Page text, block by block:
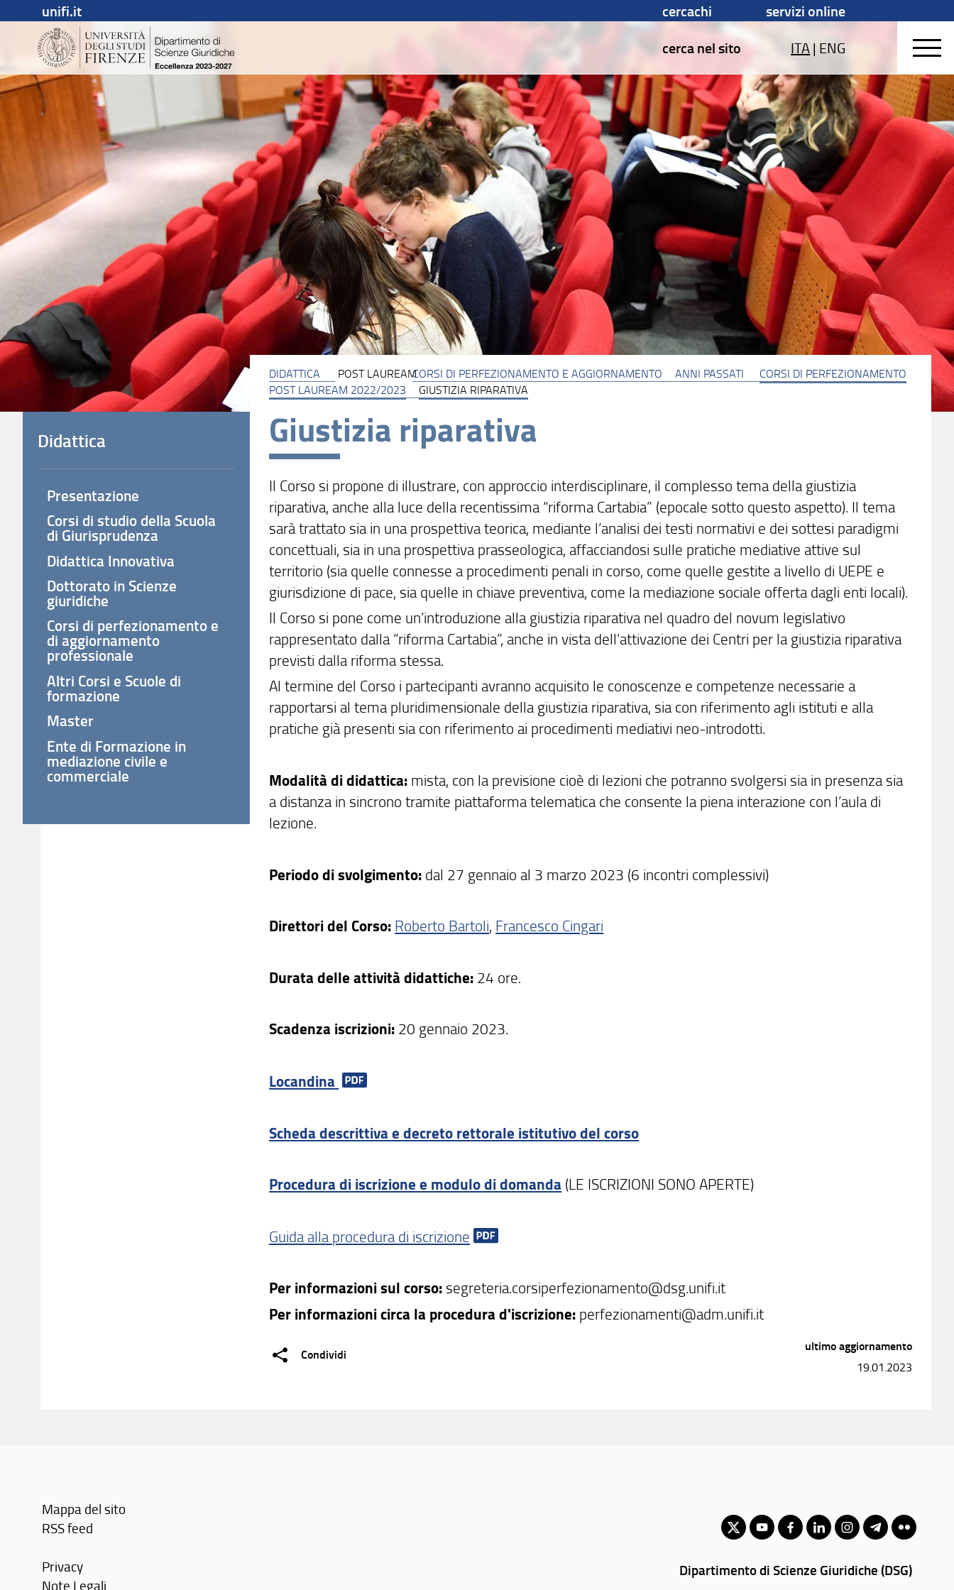
unifi.it cercachi
servizi online
cerca nel sito
ITA| ENG
DIDATTICA POST LAUREAMCORSI DI PERFEZIONAMENTO E AGGIORNAMENTO ANNI PASSATI
CORSI DI PERFEZIONAMENTO
POST LAUREAM 2022/2023
GIUSTIZIA RIPARATIVA
Giustizia riparativa
Il Corso si propone di illustrare, con approccio interdisciplinare, il complesso tema della giustizia
riparativa, anche alla luce della recentissima “riforma Cartabia” (epocale sotto questo aspetto). Il tema
sarà trattato sia in una prospettiva teorica, mediante l’analisi dei testi normativi e dei sottesi paradigmi
concettuali, sia in una prospettiva prasseologica, affacciandosi sulle pratiche mediative attive sul
territorio (sia quelle connesse a procedimenti penali in corso, come quelle gestite a livello di UEPE e
giurisdizione di pace, sia quelle in chiave preventiva, come la mediazione sociale offerta dagli enti locali).
Il Corso si pone come un’introduzione alla giustizia riparativa nel quadro del novum legislativo
rappresentato dalla “riforma Cartabia”, anche in vista dell’attivazione dei Centri per la giustizia riparativa
previsti dalla riforma stessa.
Al termine del Corso i partecipanti avranno acquisito le conoscenze e competenze necessarie a
rapportarsi al tema pluridimensionale della giustizia riparativa, sia con riferimento agli istituti e alla
pratiche già presenti sia con riferimento ai procedimenti mediativi neo-introdotti.
Modalità di didattica: mista, con la previsione cioè di lezioni che potranno svolgersi sia in presenza sia
a distanza in sincrono tramite piattaforma telematica che consente la piena interazione con l’aula di
lezione.
Periodo di svolgimento: dal 27 gennaio al 3 marzo 2023 (6 incontri complessivi)
Direttori del Corso: Roberto Bartoli, Francesco Cingari
Durata delle attività didattiche: 24 ore.
Scadenza iscrizioni: 20 gennaio 2023.
Locandina
Scheda descrittiva e decreto rettorale istitutivo del corso
Procedura di iscrizione e modulo di domanda (LE ISCRIZIONI SONO APERTE)
Guida alla procedura di iscrizione
Per informazioni sul corso: segreteria.corsiperfezionamento@dsg.unifi.it
Per informazioni circa la procedura d'iscrizione: perfezionamenti@adm.unifi.it
Condividi
Didattica
Presentazione
Corsi di studio della Scuola
di Giurisprudenza
Didattica Innovativa
Dottorato in Scienze
giuridiche
Corsi di perfezionamento e
di aggiornamento
professionale
Altri Corsi e Scuole di
formazione
Master
Ente di Formazione in
mediazione civile e
commerciale
ultimo aggiornamento
19.01.2023
Mappa del sito
RSS feed
Privacy
Note Legali
Dipartimento di Scienze Giuridiche (DSG)